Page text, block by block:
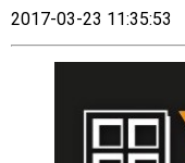
2017-03-23 11:35:53